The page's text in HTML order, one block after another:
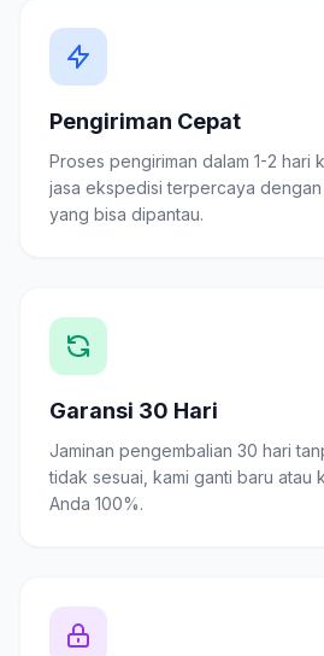
Pengiriman Cepat
Proses pengiriman dalam 1-2 hari
jasa ekspedisi terpercaya
yang bisa dipantau.
Garansi 30 Hari
Jaminan pengembalian 30 hari
tidak sesuai, kami ganti baru atau
Anda 100%.